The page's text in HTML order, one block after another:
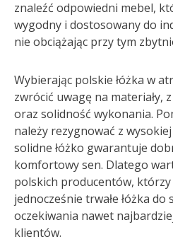
znaleźć odpowiedni mebel,
wygodny i dostosowany do
nie obciążając przy tym
Wybierając polskie łóżka w
zwrócić uwagę na materiały,
oraz solidność wykonania.
należy rezygnować z
solidne łóżko gwarantuje
komfortowy sen. Dlatego
polskich producentów,
jednocześnie trwałe łóżka do
oczekiwania nawet
klientów.